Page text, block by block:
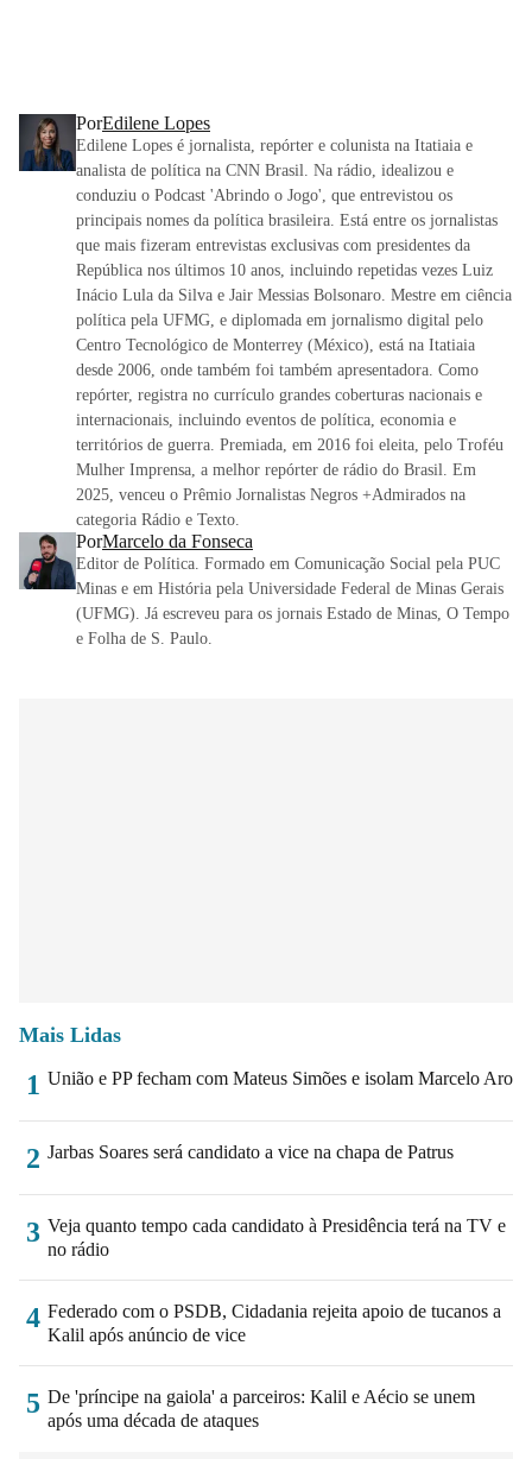
PorEdilene Lopes
Edilene Lopes é jornalista, repórter e colunista na Itatiaia e
analista de política na CNN Brasil. Na rádio, idealizou e
conduziu o Podcast 'Abrindo o Jogo', que entrevistou os
principais nomes da política brasileira. Está entre os jornalistas
que mais fizeram entrevistas exclusivas com presidentes da
República nos últimos 10 anos, incluindo repetidas vezes Luiz
Inácio Lula da Silva e Jair Messias Bolsonaro. Mestre em ciência
política pela UFMG, e diplomada em jornalismo digital pelo
Centro Tecnológico de Monterrey (México), está na Itatiaia
desde 2006, onde também foi também apresentadora. Como
repórter, registra no currículo grandes coberturas nacionais e
internacionais, incluindo eventos de política, economia e
territórios de guerra. Premiada, em 2016 foi eleita, pelo Troféu
Mulher Imprensa, a melhor repórter de rádio do Brasil. Em
2025, venceu o Prêmio Jornalistas Negros +Admirados na
categoria Rádio e Texto.
PorMarcelo da Fonseca
Editor de Política. Formado em Comunicação Social pela PUC
Minas e em História pela Universidade Federal de Minas Gerais
(UFMG). Já escreveu para os jornais Estado de Minas, O Tempo
e Folha de S. Paulo.
Mais Lidas
1 União e PP fecham com Mateus Simões e isolam Marcelo Aro
2 Jarbas Soares será candidato a vice na chapa de Patrus
3 Veja quanto tempo cada candidato à Presidência terá na TV e
no rádio
4 Federado com o PSDB, Cidadania rejeita apoio de tucanos a
Kalil após anúncio de vice
5 De 'príncipe na gaiola' a parceiros: Kalil e Aécio se unem
após uma década de ataques